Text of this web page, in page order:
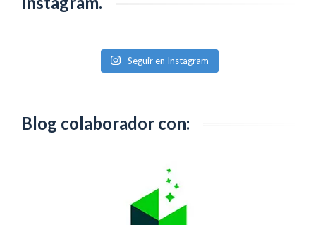
Seguir en Instagram
Blog colaborador con: